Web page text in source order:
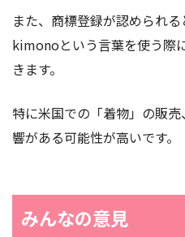
また、商標登録が認められ
kimonoという言葉を使う際
きます。
特に米国での「着物」の販
響がある可能性が高いです。
みんなの意見